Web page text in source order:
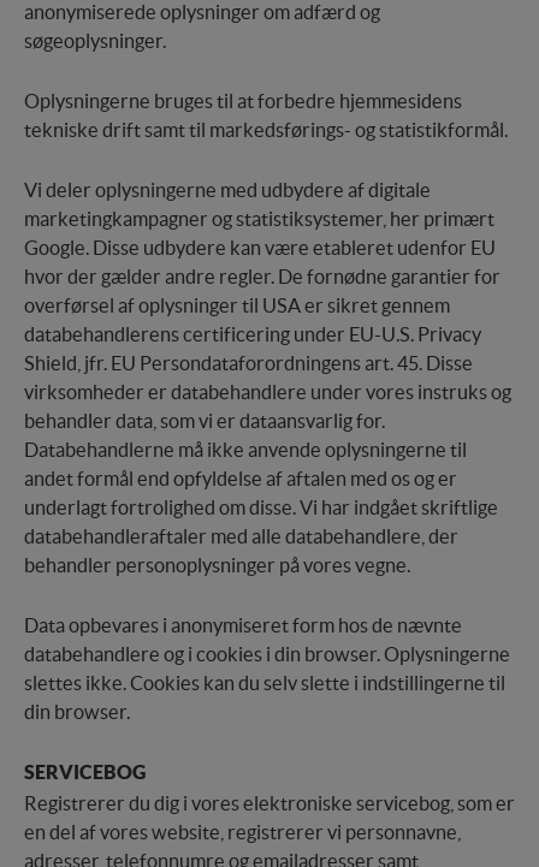
anonymiserede oplysninger om adfærd og
søgeoplysninger.
Oplysningerne bruges til at forbedre hjemmesidens
tekniske drift samt til markedsførings- og statistikformål.
Vi deler oplysningerne med udbydere af digitale
marketingkampagner og statistiksystemer, her primært
Google. Disse udbydere kan være etableret udenfor EU
hvor der gælder andre regler. De fornødne garantier for
overførsel af oplysninger til USA er sikret gennem
databehandlerens certificering under EU-U.S. Privacy
Shield, jfr. EU Persondataforordningens art. 45. Disse
virksomheder er databehandlere under vores instruks og
behandler data, som vi er dataansvarlig for.
Databehandlerne må ikke anvende oplysningerne til
andet formål end opfyldelse af aftalen med os og er
underlagt fortrolighed om disse. Vi har indgået skriftlige
databehandleraftaler med alle databehandlere, der
behandler personoplysninger på vores vegne.
Data opbevares i anonymiseret form hos de nævnte
databehandlere og i cookies i din browser. Oplysningerne
slettes ikke. Cookies kan du selv slette i indstillingerne til
din browser.
SERVICEBOG
Registrerer du dig i vores elektroniske servicebog, som er
en del af vores website, registrerer vi personnavne,
adresser, telefonnumre og emailadresser samt